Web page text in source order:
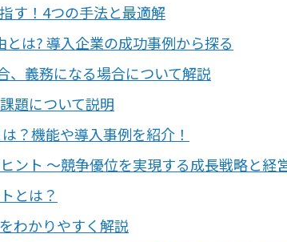
す！4つの手法と最適解
は? 導入企業の成功事例から探る
、義務になる場合について解説
題について説明
？機能や導入事例を紹介！
ント ～競争優位を実現する成長戦略と経
とは？
わかりやすく解説